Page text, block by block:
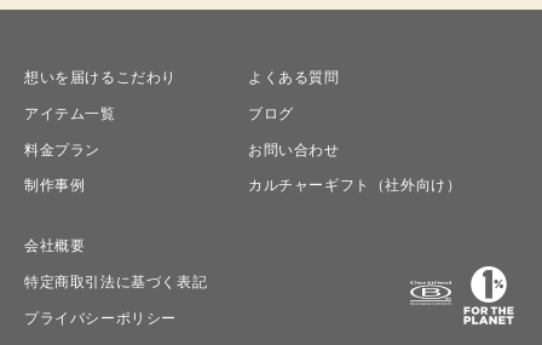
想いを届けるこだわり
アイテム一覧
料金プラン
制作事例
よくある質問
ブログ
お問い合わせ
カルチャーギフト（社外向け）
会社概要
特定商取引法に基づく表記
プライバシーポリシー